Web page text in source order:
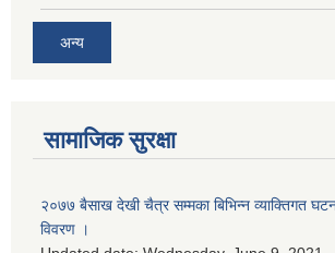
अन्य
सामाजिक सुरक्षा
२०७७ बैसाख देखी चैत्र सम्मका बिभिन्न व्याक्तिगत
विवरण ।